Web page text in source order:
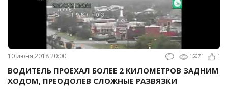
10 июня 2018 20:00 15671 1
ВОДИТЕЛЬ ПРОЕХАЛ БОЛЕЕ 2 КИЛОМЕТРОВ ЗАДНИМ
ХОДОМ, ПРЕОДОЛЕВ СЛОЖНЫЕ РАЗВЯЗКИ